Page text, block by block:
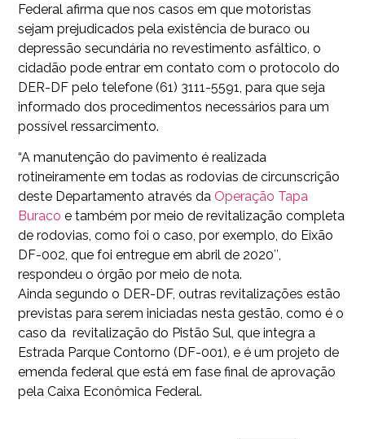
Federal afirma que nos casos em que motoristas
sejam prejudicados pela existência de buraco ou
depressão secundária no revestimento asfáltico, o
cidadão pode entrar em contato com o protocolo do
DER-DF pelo telefone (61) 3111-5591, para que seja
informado dos procedimentos necessários para um
possível ressarcimento.
“A manutenção do pavimento é realizada
rotineiramente em todas as rodovias de circunscrição
deste Departamento através da Operação Tapa
Buraco e também por meio de revitalização completa
de rodovias, como foi o caso, por exemplo, do Eixão
DF-002, que foi entregue em abril de 2020″,
respondeu o órgão por meio de nota.
Ainda segundo o DER-DF, outras revitalizações estão
previstas para serem iniciadas nesta gestão, como é o
caso da revitalização do Pistão Sul, que integra a
Estrada Parque Contorno (DF-001), e é um projeto de
emenda federal que está em fase final de aprovação
pela Caixa Econômica Federal.